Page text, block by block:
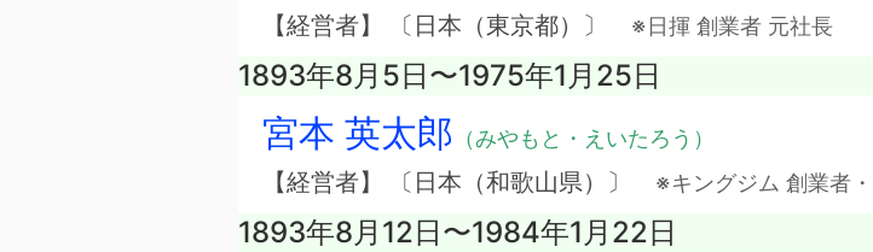
【経営者】 〔日本（東京都）〕 ※日揮 創業者 元社長
1893年8月5日〜1975年1月25日
宮本 英太郎 （みやもと・えいたろう）
【経営者】 〔日本（和歌山県）〕 ※キングジム 創業者
1893年8月12日〜1984年1月22日